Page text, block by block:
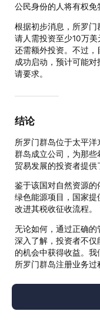
公民身份的人将有权免
根据初步消息，所罗
请人需投资至少10万
还需额外投资。不过
成功启动，预计可能
请要求。
结论
所罗门群岛位于太平
群岛成立公司，为那
贸易发展的投资者提供
鉴于该国对自然资源
绿色能源项目，国家
改进其税收征收流程。
无论如何，通过正确
深入了解，投资者不
的机会中获得收益。
所罗门群岛注册业务过